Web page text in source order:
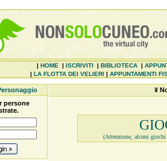
| HOME | ISCRIVITI| BIBLIOTECA|
| LA FLOTTA DEI VELIERI | APPUNTAMENTI
persone
¥
(Attenzione, alcuni giochi